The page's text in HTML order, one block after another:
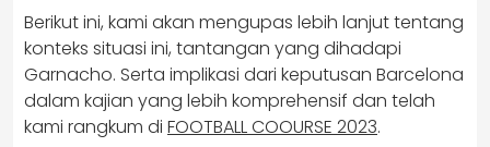
Berikut ini, kami akan mengupas lebih lanjut tentang
konteks situasi ini, tantangan yang dihadapi
Garnacho. Serta implikasi dari keputusan Barcelona
dalam kajian yang lebih komprehensif dan telah
kami rangkum di FOOTBALL COOURSE 2023.